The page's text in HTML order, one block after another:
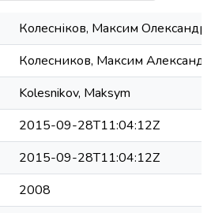
Колесніков, Максим
Колесников, Максим
Kolesnikov, Maksym
2015-09-28T11:04:12Z
2015-09-28T11:04:12Z
2008